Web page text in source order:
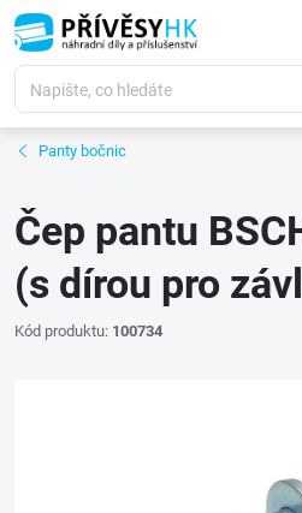
Přejít
na
obsah
Panty bočnic
Čep pantu
(s dírou pro
Kód produktu: 100734